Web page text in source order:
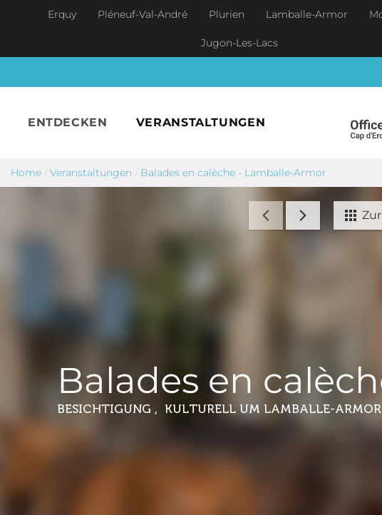
Skip to main content
Erquy Pléneuf-Val-André Plurien Lamballe-Armor
Jugon-Les-Lacs
ENTDECKEN VERANSTALTUNGEN
Home / Veranstaltungen / Balades en calèche - Lamballe-Armor
Balades en
BESICHTIGUNG , KULTURELL UM LAMBALLE-ARMOR